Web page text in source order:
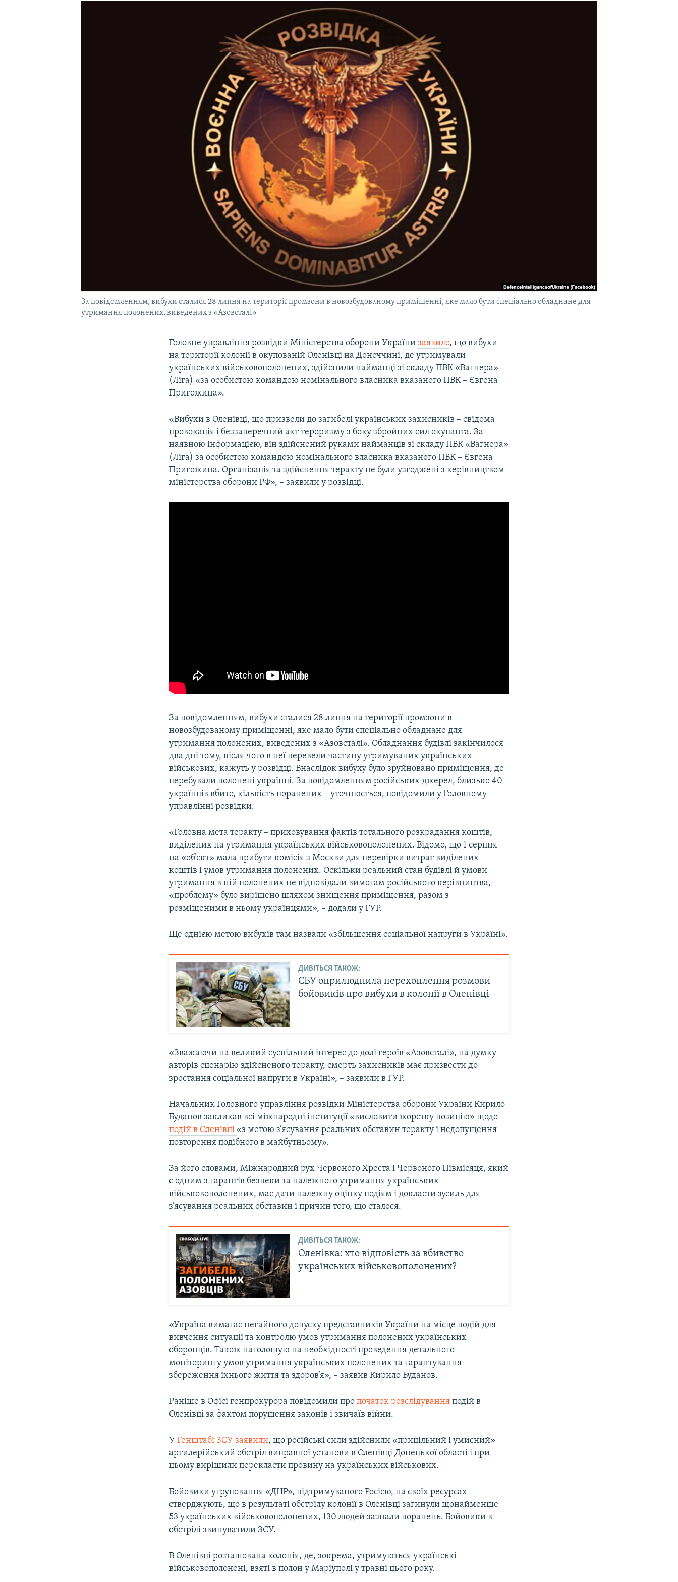
За повідомленням, вибухи сталися 28 липня на території промзони в новозбудованому приміщенні, яке мало бути спеціально обладнане для
утримання полонених, виведених з «Азовсталі»
Головне управління розвідки Міністерства оборони Українизаявило, що вибухи
на території колонії в окупованій Оленівці на Донеччині, де утримували
українських військовополонених, здійснили найманці зі складу ПВК «Вагнера»
(Ліга) «за особистою командою номінального власника вказаного ПВК – Євгена
Пригожина».
«Вибухи в Оленівці, що призвели до загибелі українських захисників – свідома
провокація і беззаперечний акт тероризму з боку збройних сил окупанта. За
наявною інформацією, він здійснений руками найманців зі складу ПВК «Вагнера»
(Ліга) за особистою командою номінального власника вказаного ПВК – Євгена
Пригожина. Організація та здійснення теракту не були узгоджені з керівництвом
міністерства оборони РФ», – заявили у розвідці.
За повідомленням, вибухи сталися 28 липня на території промзони в
новозбудованому приміщенні, яке мало бути спеціально обладнане для
утримання полонених, виведених з «Азовсталі». Обладнання будівлі закінчилося
два дні тому, після чого в неї перевели частину утримуваних українських
військових, кажуть у розвідці. Внаслідок вибуху було зруйновано приміщення, де
перебували полонені українці. За повідомленням російських джерел, близько 40
українців вбито, кількість поранених – уточнюється, повідомили у Головному
управлінні розвідки.
«Головна мета теракту – приховування фактів тотального розкрадання коштів,
виділених на утримання українських військовополонених. Відомо, що 1 серпня
на «об’єкт» мала прибути комісія з Москви для перевірки витрат виділених
коштів і умов утримання полонених. Оскільки реальний стан будівлі й умови
утримання в ній полонених не відповідали вимогам російського керівництва,
«проблему» було вирішено шляхом знищення приміщення, разом з
розміщеними в ньому українцями», – додали у ГУР.
Ще однією метою вибухів там назвали «збільшення соціальної напруги в Україні».
ДИВІТЬСЯ ТАКОЖ:
СБУ оприлюднила перехоплення розмови
бойовиків про вибухи в колонії в Оленівці
«Зважаючи на великий суспільний інтерес до долі героїв «Азовсталі», на думку
авторів сценарію здійсненого теракту, смерть захисників має призвести до
зростання соціальної напруги в Україні», – заявили в ГУР.
Начальник Головного управління розвідки Міністерства оборони України Кирило
Буданов закликав всі міжнародні інституції «висловити жорстку позицію» щодо
подій в Оленівці «з метою з’ясування реальних обставин теракту і недопущення
повторення подібного в майбутньому».
За його словами, Міжнародний рух Червоного Хреста і Червоного Півмісяця, який
є одним з гарантів безпеки та належного утримання українських
військовополонених, має дати належну оцінку подіям і докласти зусиль для
з’ясування реальних обставин і причин того, що сталося.
ДИВІТЬСЯ ТАКОЖ:
Оленівка: хто відповість за вбивство
українських військовополонених?
«Україна вимагає негайного допуску представників України на місце подій для
вивчення ситуації та контролю умов утримання полонених українських
оборонців. Також наголошую на необхідності проведення детального
моніторингу умов утримання українських полонених та гарантування
збереження їхнього життя та здоров’я», – заявив Кирило Буданов.
Раніше в Офісі генпрокурора повідомили пропочаток розслідування подій в
Оленівці за фактом порушення законів і звичаїв війни.
У Генштабі ЗСУ заявили, що російські сили здійснили «прицільний і умисний»
артилерійський обстріл виправної установи в Оленівці Донецької області і при
цьому вирішили перекласти провину на українських військових.
Бойовики угруповання «ДНР», підтримуваного Росією, на своїх ресурсах
стверджують, що в результаті обстрілу колонії в Оленівці загинули щонайменше
53 українських військовополонених, 130 людей зазнали поранень. Бойовики в
обстрілі звинуватили ЗСУ.
В Оленівці розташована колонія, де, зокрема, утримуються українські
військовополонені, взяті в полон у Маріуполі у травні цього року.